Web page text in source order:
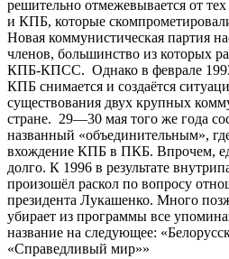
решительно отмежевывается от
и КПБ, которые
Новая коммунистическая партия
членов, большинство из которых
КПБ-КПСС. Однако в феврале 1993
КПБ снимается и создаётся
существования двух крупных
стране. 29—30 мая того же года
названный «объединительным»,
вхождение КПБ в ПКБ. Впрочем,
долго. К 1996 в результате
произошёл раскол по вопросу
президента Лукашенко. Много
убирает из программы все
название на следующее:
«Справедливый мир»»